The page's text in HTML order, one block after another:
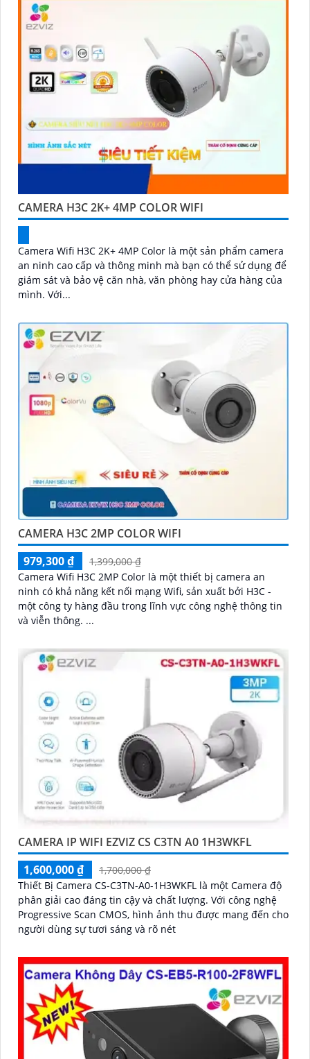
CAMERA H3C 2K+ 4MP COLOR WIFI
Camera Wifi H3C 2K+ 4MP Color là một sản phẩm camera
an ninh cao cấp và thông minh mà bạn có thể sử dụng để
giám sát và bảo vệ căn nhà, văn phòng hay cửa hàng của
mình. Với...
CAMERA H3C 2MP COLOR WIFI
979,300 ₫
1,399,000 ₫
Camera Wifi H3C 2MP Color là một thiết bị camera an
ninh có khả năng kết nối mạng Wifi, sản xuất bởi H3C -
một công ty hàng đầu trong lĩnh vực công nghệ thông tin
và viễn thông. ...
CAMERA IP WIFI EZVIZ CS C3TN A0 1H3WKFL
1,600,000 ₫
1,700,000 ₫
Thiết Bị Camera CS-C3TN-A0-1H3WKFL là một Camera độ
phân giải cao đáng tin cậy và chất lượng. Với công nghệ
Progressive Scan CMOS, hình ảnh thu được mang đến cho
người dùng sự tươi sáng và rõ nét